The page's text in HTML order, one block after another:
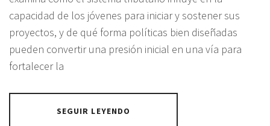
capacidad de los jóvenes para iniciar y sostener sus
proyectos, y de qué forma políticas bien diseñadas
pueden convertir una presión inicial en una vía para
fortalecer la
SEGUIR LEYENDO